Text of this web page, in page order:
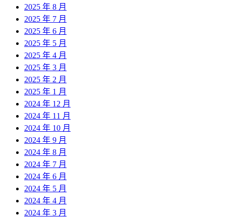
2025 年 8 月
2025 年 7 月
2025 年 6 月
2025 年 5 月
2025 年 4 月
2025 年 3 月
2025 年 2 月
2025 年 1 月
2024 年 12 月
2024 年 11 月
2024 年 10 月
2024 年 9 月
2024 年 8 月
2024 年 7 月
2024 年 6 月
2024 年 5 月
2024 年 4 月
2024 年 3 月